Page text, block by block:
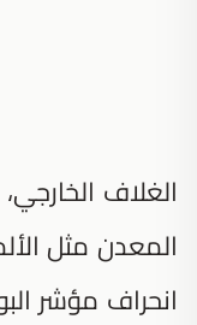
الغلاف
المعدن مثل
انحراف مؤشر